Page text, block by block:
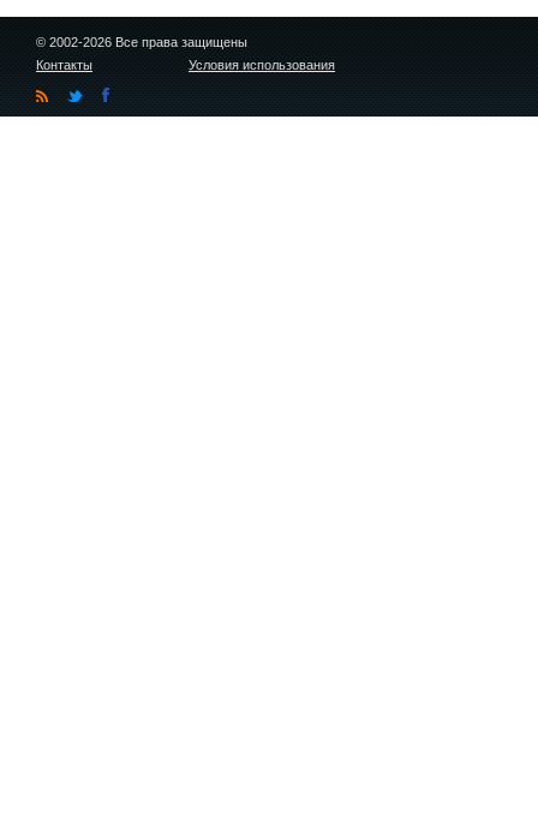
© 2002-2026 Все права защищены
Контакты
Условия использования